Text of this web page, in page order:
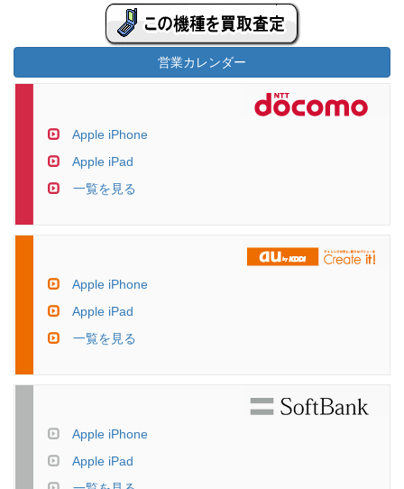
営業カレンダー
Apple iPhone
Apple iPad
一覧を見る
Apple iPhone
Apple iPad
一覧を見る
Apple iPhone
Apple iPad